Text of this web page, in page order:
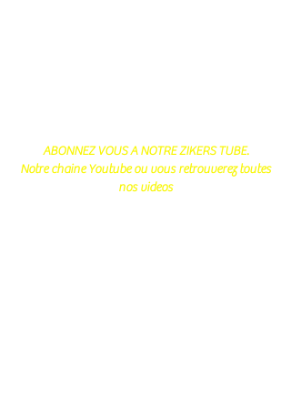
ABONNEZ VOUS A NOTRE ZIKERS TUBE.
Notre chaine Youtube ou vous retrouverez toutes
nos videos